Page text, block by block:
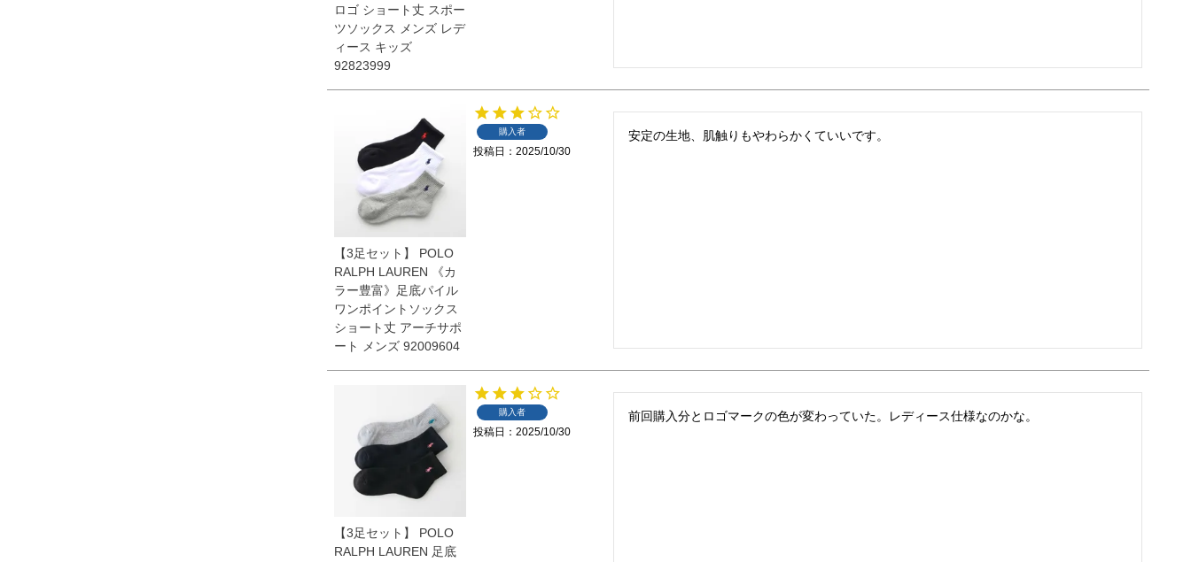
ロゴ ショート丈 スポー
ツソックス メンズ レデ
ィース キッズ
92823999
【3足セット】 POLO
RALPH LAUREN 《カ
ラー豊富》足底パイル
ワンポイントソックス
ショート丈 アーチサポ
ート メンズ 92009604
購入者
投稿日 2025/10/30
安定の生地、肌触りもやわらかくていいです。
【3足セット】 POLO
RALPH LAUREN 足底
購入者
投稿日 2025/10/30